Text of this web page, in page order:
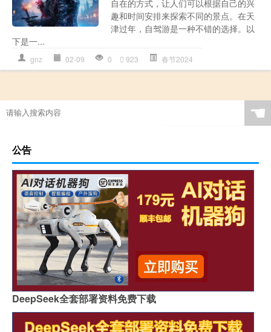
自在的方式，让人们可以根据自己的兴
趣和时间安排来探索不同的景点。在天
津过年，自驾游是一种不错的选择。以
下是一...
gnz 02-09 0 923 春节2024
☚
公告
DeepSeek全套部署资料免费下载